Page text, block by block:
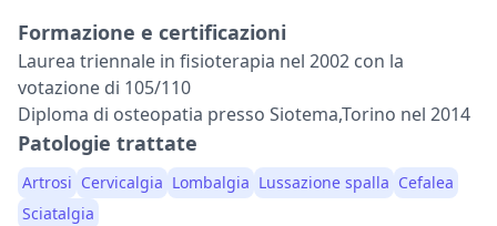
Formazione e certificazioni
Laurea triennale in fisioterapia nel 2002 con la
votazione di 105/110
Diploma di osteopatia presso Siotema,Torino nel 2014
Patologie trattate
Artrosi Cervicalgia Lombalgia Lussazione spalla Cefalea
Sciatalgia